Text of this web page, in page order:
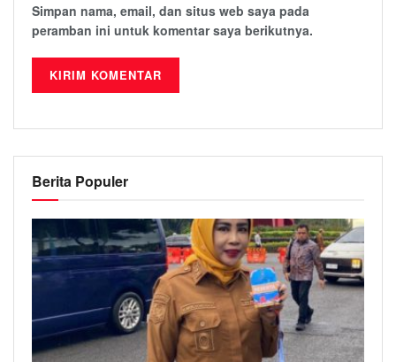
Simpan nama, email, dan situs web saya pada
peramban ini untuk komentar saya berikutnya.
Berita Populer